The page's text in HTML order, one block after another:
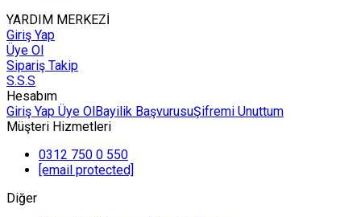
YARDIM MERKEZİ
Giriş Yap
Üye Ol
Sipariş Takip
S.S.S
Hesabım
Giriş Yap Üye OlBayilik BaşvurusuŞifremi Unuttum
Müşteri Hizmetleri
0312 750 0 550
[email protected]
Diğer